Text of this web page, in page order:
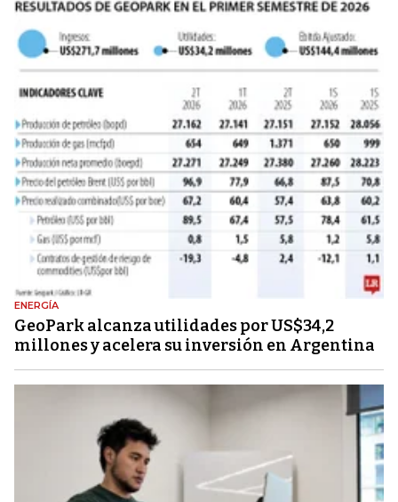
ENERGÍA
GeoPark alcanza utilidades por US$34,2
millones y acelera su inversión en Argentina